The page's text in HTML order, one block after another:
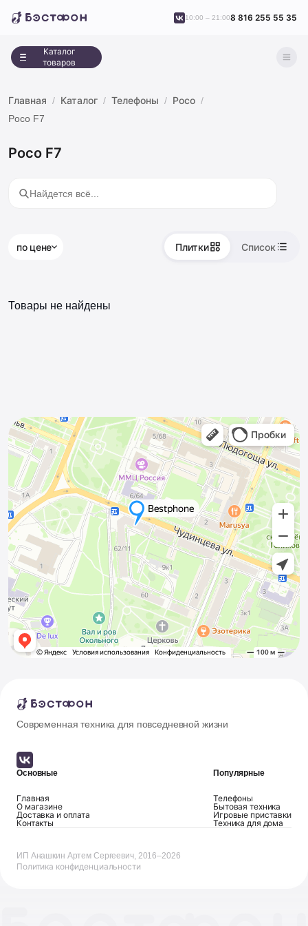
Каталог
товаров
10:00 – 21:008 816 255 55 35
Главная Каталог Телефоны Poco
Poco F7
Poco F7
по цене Плитки Список
Товары не найдены
Современная техника для повседневной жизни
Основные
Главная
О магазине
Доставка и оплата
Контакты
Популярные
Телефоны
Бытовая техника
Игровые приставки
Техника для дома
ИП Анашкин Артем Сергеевич, 2016–2026
Политика конфиденциальности